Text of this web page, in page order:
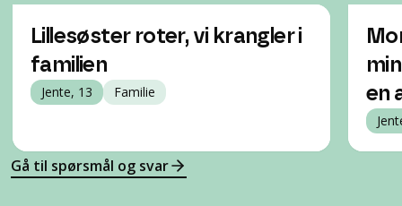
Lillesøster roter, vi krangler i
familien
Jente, 13 Familie
en
Gå til spørsmål og svar